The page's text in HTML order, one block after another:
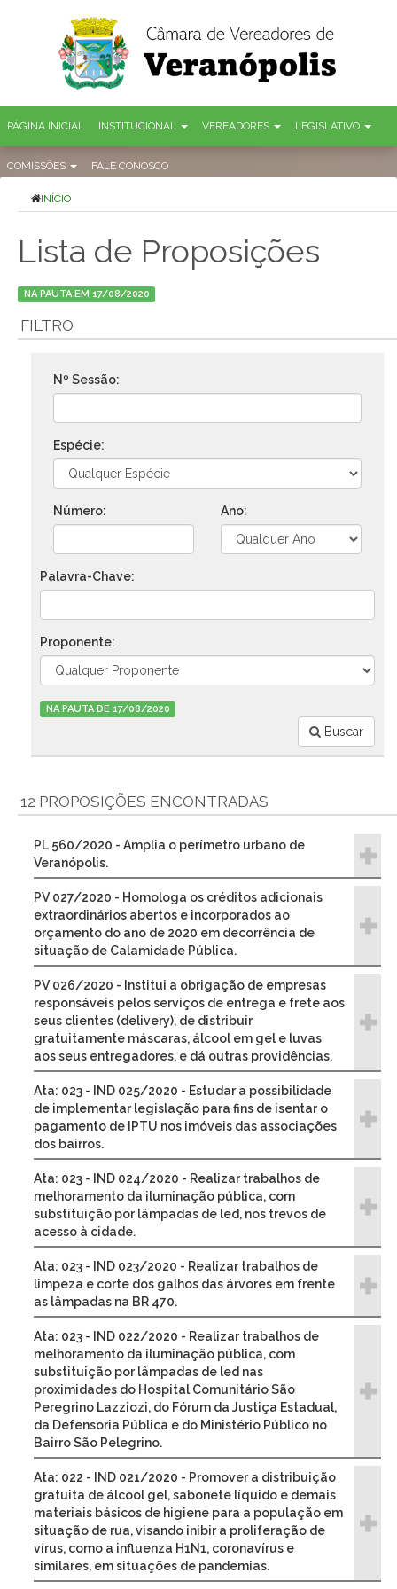
PÁGINA INICIAL INSTITUCIONAL VEREADORES LEGISLATIVO
COMISSÕES FALE CONOSCO
INÍCIO
Lista de Proposições
NA PAUTA EM 17/08/2020
FILTRO
Nº Sessão:
Espécie:
Número: Ano:
Palavra-Chave:
Proponente:
NA PAUTA DE 17/08/2020
Buscar
12 PROPOSIÇÕES ENCONTRADAS
PL 560/2020 - Amplia o perímetro urbano de
Veranópolis.
PV 027/2020 - Homologa os créditos adicionais
extraordinários abertos e incorporados ao
orçamento do ano de 2020 em decorrência de
situação de Calamidade Pública.
PV 026/2020 - Institui a obrigação de empresas
responsáveis pelos serviços de entrega e frete aos
seus clientes (delivery), de distribuir
gratuitamente máscaras, álcool em gel e luvas
aos seus entregadores, e dá outras providências.
Ata: 023 - IND 025/2020 - Estudar a possibilidade
de implementar legislação para fins de isentar o
pagamento de IPTU nos imóveis das associações
dos bairros.
Ata: 023 - IND 024/2020 - Realizar trabalhos de
melhoramento da iluminação pública, com
substituição por lâmpadas de led, nos trevos de
acesso à cidade.
Ata: 023 - IND 023/2020 - Realizar trabalhos de
limpeza e corte dos galhos das árvores em frente
as lâmpadas na BR 470.
Ata: 023 - IND 022/2020 - Realizar trabalhos de
melhoramento da iluminação pública, com
substituição por lâmpadas de led nas
proximidades do Hospital Comunitário São
Peregrino Lazziozi, do Fórum da Justiça Estadual,
da Defensoria Pública e do Ministério Público no
Bairro São Pelegrino.
Ata: 022 - IND 021/2020 - Promover a distribuição
gratuita de álcool gel, sabonete líquido e demais
materiais básicos de higiene para a população em
situação de rua, visando inibir a proliferação de
vírus, como a influenza H1N1, coronavírus e
similares, em situações de pandemias.